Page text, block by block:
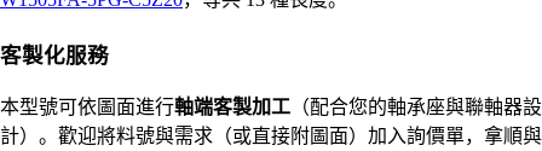
客製化服務
本型號可依圖面進行軸端客製加工 （配合您的軸承座與聯軸器設
計）。歡迎將料號與需求（或直接附圖面）加入詢價單，拿順與